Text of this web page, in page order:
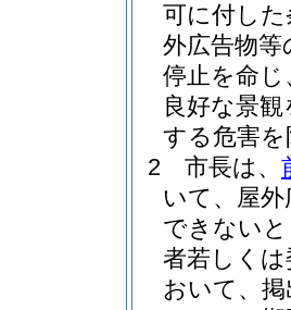
可に付し
外広告物
停止を命
良好な景
する危害
2
市長は、
いて、屋
できない
者若しく
おいて、